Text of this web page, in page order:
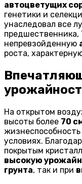
автоцветущих
генетики и
унаследовал все
предшественника,
непревзойденную
роста,
На открытом
высоты более 70
условиях.
покрытым
высокую
грунта, так и при